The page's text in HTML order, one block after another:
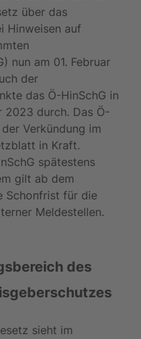
über das
Hinweisen auf
nun am 01. Februar
der
das Ö-HinSchG in
2023 durch. Das Ö-
Verkündung im
in Kraft.
spätestens
gilt ab dem
Schonfrist für die
Meldestellen.
des
sieht im